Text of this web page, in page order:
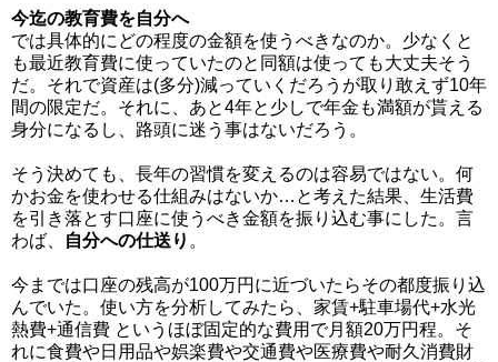
今迄の教育費を自分へ
では具体的にどの程度の金額を使うべきなのか。少なくと
も最近教育費に使っていたのと同額は使っても大丈夫そう
だ。それで資産は(多分)減っていくだろうが取り敢えず10年
間の限定だ。それに、あと4年と少しで年金も満額が貰える
身分になるし、路頭に迷う事はないだろう。
そう決めても、長年の習慣を変えるのは容易ではない。何
かお金を使わせる仕組みはないか…と考えた結果、生活費
を引き落とす口座に使うべき金額を振り込む事にした。言
わば、
自分への仕送り 。
今までは口座の残高が100万円に近づいたらその都度振り込
んでいた。使い方を分析してみたら、家賃+駐車場代+水光
熱費+通信費 というほぼ固定的な費用で月額20万円程。そ
れに食費や日用品や娯楽費や交通費や医療費や耐久消費財